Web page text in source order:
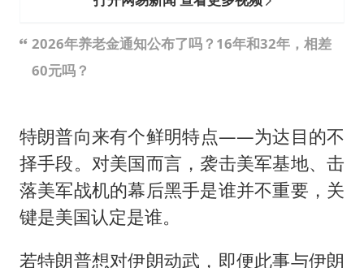
2026年养老金通知公布了吗？16年和32年，相差
60元吗？
特朗普向来有个鲜明特点——为达目的不
择手段。对美国而言，袭击美军基地、击
落美军战机的幕后黑手是谁并不重要，关
键是美国认定是谁。
若特朗普想对伊朗动武，即便此事与伊朗